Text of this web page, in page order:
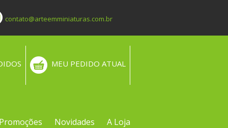
contato@arteemminiaturas.com.br
MEU PEDIDO ATUAL
Promoções Novidades A Loja